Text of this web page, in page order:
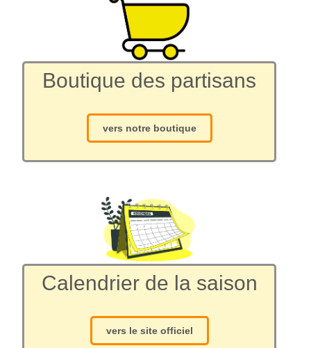
Boutique des partisans
vers notre boutique
Calendrier de la saison
vers le site officiel